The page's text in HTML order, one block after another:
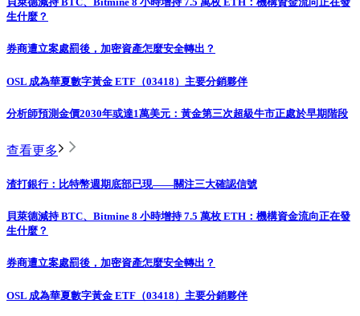
生什麼？
券商遭立案處罰後，加密資產怎麼安全轉出？
OSL 成為華夏數字黃金 ETF（03418）主要分銷夥伴
分析師預測金價2030年或達1萬美元：黃金第三次超級牛市正處於早期階段
查看更多
渣打銀行：比特幣週期底部已現——關注三大確認信號
貝萊德減持 BTC、Bitmine 8 小時增持 7.5 萬枚 ETH：機構資金流向正在發
生什麼？
券商遭立案處罰後，加密資產怎麼安全轉出？
OSL 成為華夏數字黃金 ETF（03418）主要分銷夥伴